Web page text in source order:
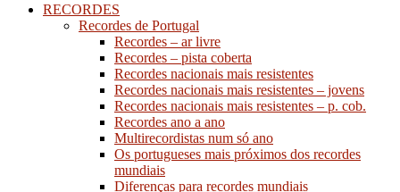
RECORDES
Recordes de Portugal
Recordes – ar livre
Recordes – pista coberta
Recordes nacionais mais resistentes
Recordes nacionais mais resistentes – jovens
Recordes nacionais mais resistentes – p. cob.
Recordes ano a ano
Multirecordistas num só ano
Os portugueses mais próximos dos recordes
mundiais
Diferenças para recordes mundiais